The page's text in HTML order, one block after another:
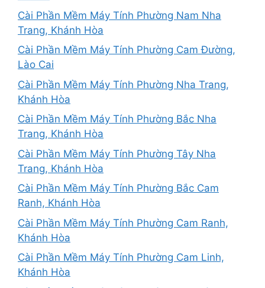
Cài Phần Mềm Máy Tính Phường Nam Nha
Trang, Khánh Hòa
Cài Phần Mềm Máy Tính Phường Cam Đường,
Lào Cai
Cài Phần Mềm Máy Tính Phường Nha Trang,
Khánh Hòa
Cài Phần Mềm Máy Tính Phường Bắc Nha
Trang, Khánh Hòa
Cài Phần Mềm Máy Tính Phường Tây Nha
Trang, Khánh Hòa
Cài Phần Mềm Máy Tính Phường Bắc Cam
Ranh, Khánh Hòa
Cài Phần Mềm Máy Tính Phường Cam Ranh,
Khánh Hòa
Cài Phần Mềm Máy Tính Phường Cam Linh,
Khánh Hòa